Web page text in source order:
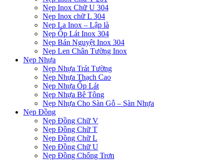
Nẹp Inox Chữ U 304
Nẹp Inox chữ L 304
Nẹp La Inox – Lập là
Nẹp Ốp Lát Inox 304
Nẹp Bán Nguyệt Inox 304
Nẹp Len Chân Tường Inox
Nẹp Nhựa
Nẹp Nhựa Trát Tường
Nẹp Nhựa Thạch Cao
Nẹp Nhựa Ốp Lát
Nẹp Nhựa Bê Tông
Nẹp Nhựa Cho Sàn Gỗ – Sàn Nhựa
Nẹp Đồng
Nẹp Đồng Chữ V
Nẹp Đồng Chữ T
Nẹp Đồng Chữ L
Nẹp Đồng Chữ U
Nẹp Đồng Chống Trơn